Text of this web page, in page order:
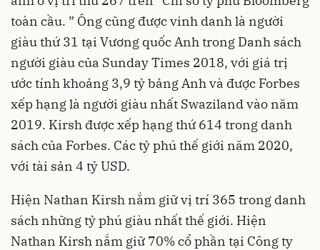
toàn cầu. ” Ông cũng được vinh danh là người
giàu thứ 31 tại Vương quốc Anh trong Danh sách
người giàu của Sunday Times 2018, với giá trị
ước tính khoảng 3,9 tỷ bảng Anh và được Forbes
xếp hạng là người giàu nhất Swaziland vào năm
2019. Kirsh được xếp hạng thứ 614 trong danh
sách của Forbes. Các tỷ phú thế giới năm 2020,
với tài sản 4 tỷ USD.
Hiện Nathan Kirsh nắm giữ vị trí 365 trong danh
sách những tỷ phú giàu nhất thế giới. Hiện
Nathan Kirsh nắm giữ 70% cổ phần tại Công ty